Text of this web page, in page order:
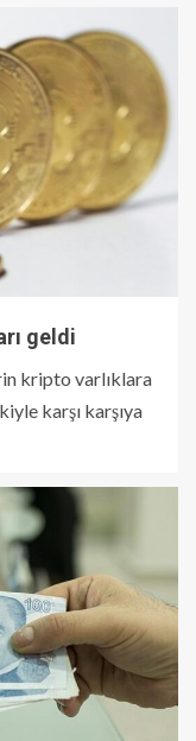
geldi
kripto varlıklara
karşı karşıya